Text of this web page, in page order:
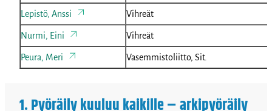
Lepistö, Anssi Vihreät
Nurmi, Eini Vihreät
Peura, Meri Vasemmistoliitto, Sit.
1. Pyöräily kuuluu kaikille – arkipyöräily